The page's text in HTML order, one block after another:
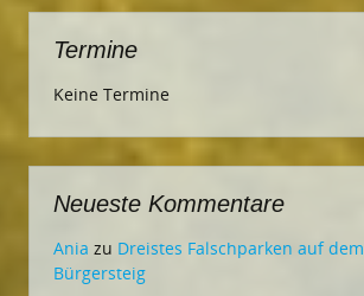
Termine
Keine Termine
Neueste Kommentare
Ania zu Dreistes Falschparken auf dem
Bürgersteig